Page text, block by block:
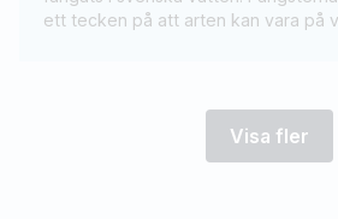
ett tecken på att arten kan vara på
Visa fler